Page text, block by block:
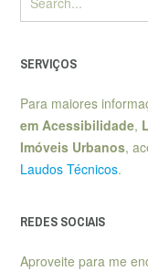
SERVIÇOS
Para maiores
em Acessibilidade,
Imóveis Urbanos,
Laudos Técnicos.
REDES SOCIAIS
Aproveite para me